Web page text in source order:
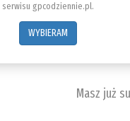
serwisu gpcodziennie.pl.
WYBIERAM
Masz już